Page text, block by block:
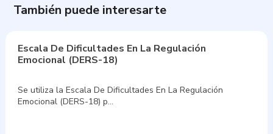
También puede interesarte
Escala De Dificultades En La Regulación
Emocional (DERS-18)
Se utiliza la Escala De Dificultades En La Regulación
Emocional (DERS-18) p…